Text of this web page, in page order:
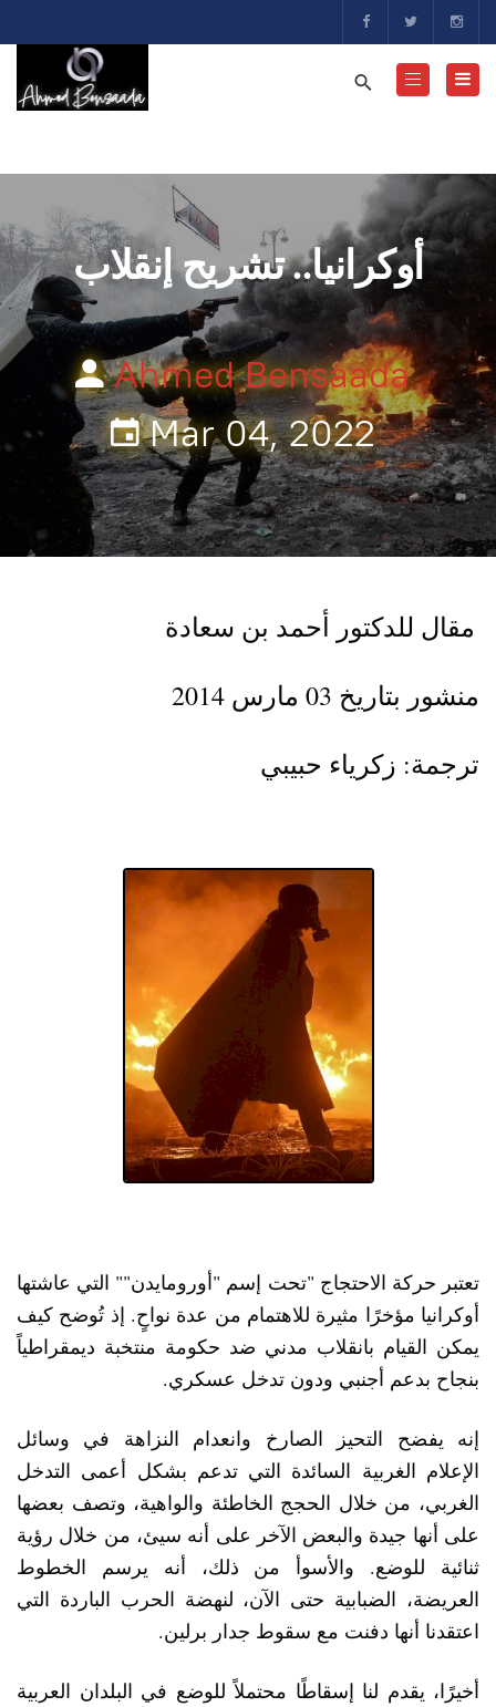
أوكرانيا.. تشريح إنقلاب
Ahmed Bensaada
Mar 04, 2022
مقال للدكتور أحمد بن سعادة
منشور بتاريخ 03 مارس 2014
ترجمة: زكرياء حبيبي
تعتبر حركة الاحتجاج "تحت إسم "أورومايدن"" التي عاشتها
أوكرانيا مؤخرًا مثيرة للاهتمام من عدة نواحٍ. إذ تُوضح كيف
يمكن القيام بانقلاب مدني ضد حكومة منتخبة ديمقراطياً
بنجاح بدعم أجنبي ودون تدخل عسكري.
إنه يفضح التحيز الصارخ وانعدام النزاهة في وسائل
الإعلام الغربية السائدة التي تدعم بشكل أعمى التدخل
الغربي، من خلال الحجج الخاطئة والواهية، وتصف بعضها
على أنها جيدة والبعض الآخر على أنه سيئ، من خلال رؤية
ثنائية للوضع. والأسوأ من ذلك، أنه يرسم الخطوط
العريضة، الضبابية حتى الآن، لنهضة الحرب الباردة التي
اعتقدنا أنها دفنت مع سقوط جدار برلين.
أخيرًا، يقدم لنا إسقاطًا محتملاً للوضع في البلدان العربية